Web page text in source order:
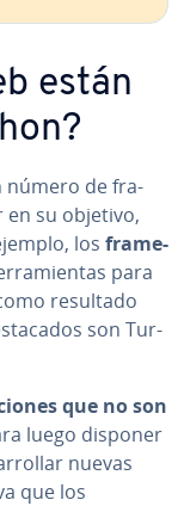
están
número de fra­
en su objetivo,
los fra­me­
para
resultado
son Tu­r­
que no son
luego disponer
nuevas
que los